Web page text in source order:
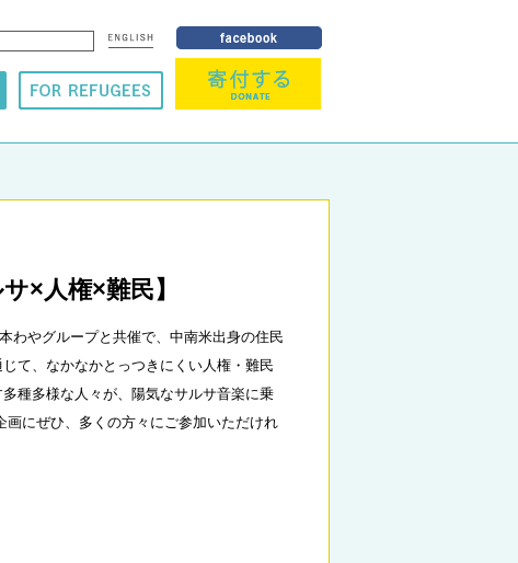
×人権×難民】
わやグループと共催で、中南米出身の住民
て、なかなかとっつきにくい人権・難民
種多様な人々が、陽気なサルサ音楽に乗
にぜひ、多くの方々にご参加いただけれ